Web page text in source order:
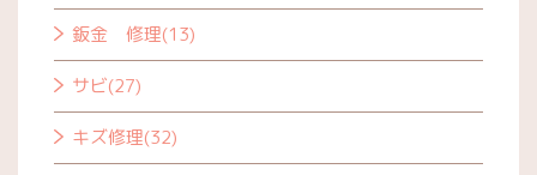
鈑金 修理(13)
サビ(27)
キズ修理(32)